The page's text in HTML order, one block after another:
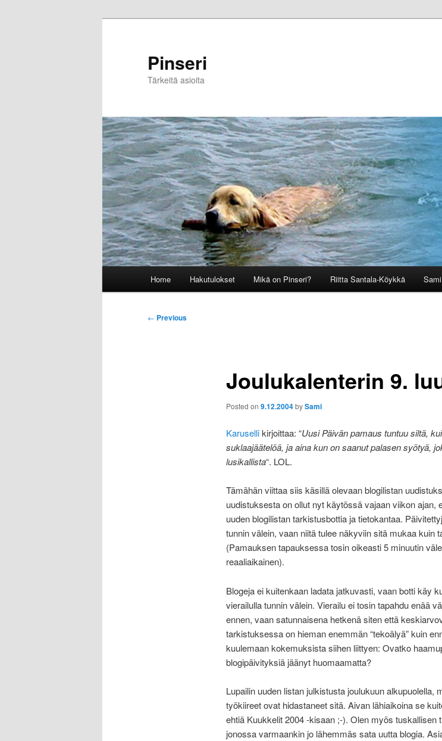
Pinseri
Tärkeitä asioita
Home Hakutulokset Mikä on Pinseri? Riitta Santala-Köykkä
Post
← Previous
Joulukalenterin 9.
Posted on 9.12.2004bySami
Karusellikirjoittaa: “Uusi Päivän pamaus tuntuu siltä,
suklaajäätelöä, ja aina kun on saanut palasen syötyä,
lusikallista“. LOL.
Tämähän viittaa siis käsillä olevaan blogilistan
uudistuksesta on ollut nyt käytössä vajaan viikon ajan,
uuden blogilistan tarkistusbottia ja tietokantaa.
tunnin välein, vaan niitä tulee näkyviin sitä mukaa kuin
(Pamauksen tapauksessa tosin oikeasti 5 minuutin
reaaliaikainen).
Blogeja ei kuitenkaan ladata jatkuvasti, vaan botti käy
vierailulla tunnin välein. Vierailu ei tosin tapahdu enää
ennen, vaan satunnaisena hetkenä siten että
tarkistuksessa on hieman enemmän “tekoälyä” kuin
kuulemaan kokemuksista siihen liittyen: Ovatko
blogipäivityksiä jäänyt huomaamatta?
Lupailin uuden listan julkistusta joulukuun alkupuolella,
työkiireet ovat hidastaneet sitä. Aivan lähiaikoina se
ehtiä Kuukkelit 2004 -kisaan ;-). Olen myös tuskallisen
jonossa varmaankin jo lähemmäs sata uutta blogia.